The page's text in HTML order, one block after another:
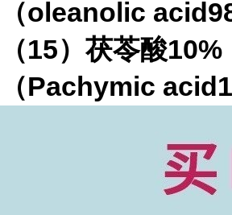
（oleanolic
（15）茯苓酸10%
（Pachymic